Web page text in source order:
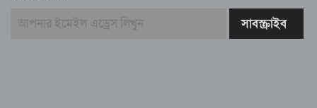
বাংলাদেশ আজ দুই ভাগে বিভক্ত—একটি